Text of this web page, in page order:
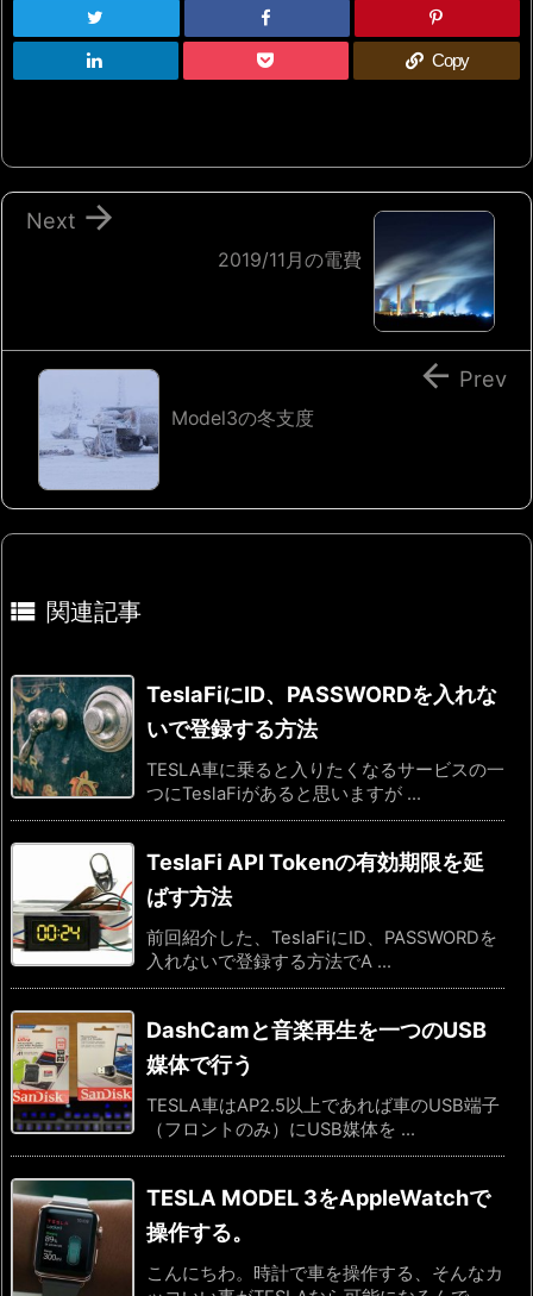
Copy
2019/11月の電費

Next
Model3の冬支度
 Prev
 関連記事
TeslaFiにID、PASSWORDを入れな
いで登録する方法
TESLA車に乗ると入りたくなるサービスの一
つにTeslaFiがあると思いますが ...
TeslaFi API Tokenの有効期限を延
ばす方法
前回紹介した、TeslaFiにID、PASSWORDを
入れないで登録する方法でA ...
DashCamと音楽再生を一つのUSB
媒体で行う
TESLA車はAP2.5以上であれば車のUSB端子
（フロントのみ）にUSB媒体を ...
TESLA MODEL 3をAppleWatchで
操作する。
こんにちわ。時計で車を操作する、そんなカ